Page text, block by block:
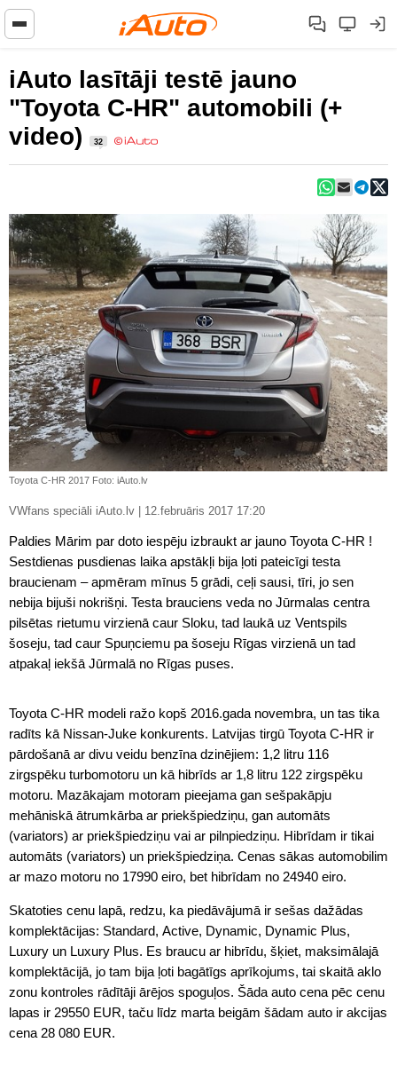
iAuto lasītāji testē jauno
"Toyota C-HR" automobili (+
video)
32
Toyota C-HR 2017 Foto: iAuto.lv
VWfans speciāli iAuto.lv | 12.februāris 2017 17:20
Paldies Mārim par doto iespēju izbraukt ar jauno Toyota C-HR !
Sestdienas pusdienas laika apstākļi bija ļoti pateicīgi testa
braucienam – apmēram mīnus 5 grādi, ceļi sausi, tīri, jo sen
nebija bijuši nokrišņi. Testa brauciens veda no Jūrmalas centra
pilsētas rietumu virzienā caur Sloku, tad laukā uz Ventspils
šoseju, tad caur Spuņciemu pa šoseju Rīgas virzienā un tad
atpakaļ iekšā Jūrmalā no Rīgas puses.
Toyota C-HR modeli ražo kopš 2016.gada novembra, un tas tika
radīts kā Nissan-Juke konkurents. Latvijas tirgū Toyota C-HR ir
pārdošanā ar divu veidu benzīna dzinējiem: 1,2 litru 116
zirgspēku turbomotoru un kā hibrīds ar 1,8 litru 122 zirgspēku
motoru. Mazākajam motoram pieejama gan sešpakāpju
mehāniskā ātrumkārba ar priekšpiedziņu, gan automāts
(variators) ar priekšpiedziņu vai ar pilnpiedziņu. Hibrīdam ir tikai
automāts (variators) un priekšpiedziņa. Cenas sākas automobilim
ar mazo motoru no 17990 eiro, bet hibrīdam no 24940 eiro.
Skatoties cenu lapā, redzu, ka piedāvājumā ir sešas dažādas
komplektācijas: Standard, Active, Dynamic, Dynamic Plus,
Luxury un Luxury Plus. Es braucu ar hibrīdu, šķiet, maksimālajā
komplektācijā, jo tam bija ļoti bagātīgs aprīkojums, tai skaitā aklo
zonu kontroles rādītāji ārējos spoguļos. Šāda auto cena pēc cenu
lapas ir 29550 EUR, taču līdz marta beigām šādam auto ir akcijas
cena 28 080 EUR.